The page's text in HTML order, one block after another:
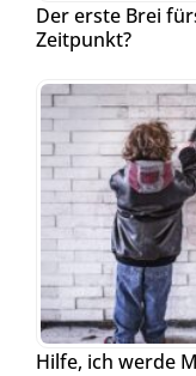
Der erste Brei
Zeitpunkt?
Hilfe, ich werde